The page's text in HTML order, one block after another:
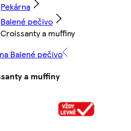
Pekárna
Balené pečivo
Croissanty a muffiny
Balené pečivo
a muffiny